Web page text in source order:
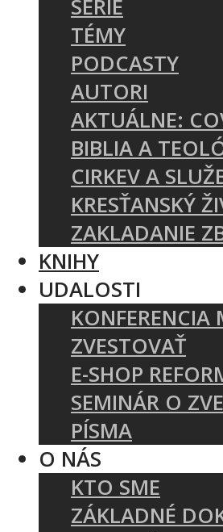
SÉRIE
TÉMY
PODCASTY
AUTORI
AKTUÁLNE:
BIBLIA A
CIRKEV A
KRESŤANSKÝ
ZAKLADANIE
KNIHY
UDALOSTI
KONFERENCIA
ZVESTOVAŤ
E-SHOP
SEMINÁR O
PÍSMA
O NÁS
KTO SME
ZÁKLADNÉ